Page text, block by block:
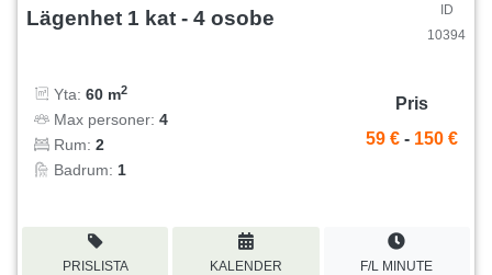
Lägenhet 1 kat - 4 osobe
ID
10394
Yta: 60 m2
Max personer: 4
Rum: 2
Badrum: 1
Pris
59 € - 150 €
PRISLISTA KALENDER F/L MINUTE